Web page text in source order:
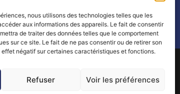
nous utilisons des technologies telles que les
aux informations des appareils. Le fait de consentir
de traiter des données telles que le comportement
sur ce site. Le fait de ne pas consentir ou de retirer son
négatif sur certaines caractéristiques et fonctions.
Refuser Voir les préférences
Partenaires|Mentions légales